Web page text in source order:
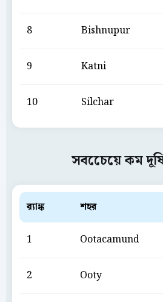
8 Bishnupur
9 Katni
10 Silchar
সবচেেয়ে কম
ব়্যাঙ্ক শহর
1 Ootacamund
2 Ooty